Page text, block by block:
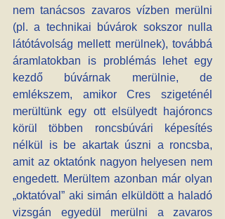
nem tanácsos zavaros vízben merülni
(pl. a technikai búvárok sokszor nulla
látótávolság mellett merülnek), továbbá
áramlatokban is problémás lehet egy
kezdő búvárnak merülnie, de
emlékszem, amikor Cres szigeténél
merültünk egy ott elsülyedt hajóroncs
körül többen roncsbúvári képesítés
nélkül is be akartak úszni a roncsba,
amit az oktatónk nagyon helyesen nem
engedett. Merültem azonban már olyan
„oktatóval” aki simán elküldött a haladó
vizsgán egyedül merülni a zavaros